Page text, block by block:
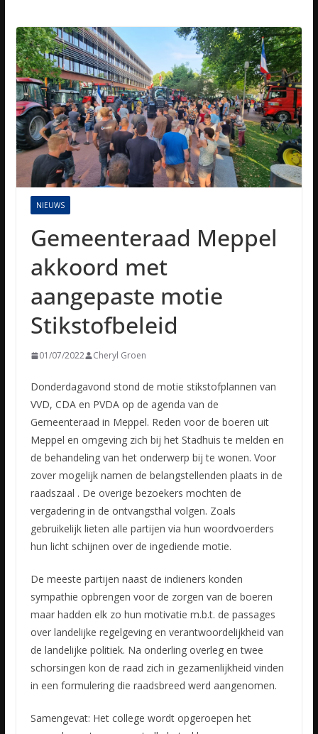
NIEUWS
Gemeenteraad Meppel
akkoord met
aangepaste motie
Stikstofbeleid
01/07/2022 Cheryl Groen
Donderdagavond stond de motie stikstofplannen van
VVD, CDA en PVDA op de agenda van de
Gemeenteraad in Meppel. Reden voor de boeren uit
Meppel en omgeving zich bij het Stadhuis te melden en
de behandelingvan het onderwerp bij te wonen. Voor
zover mogelijk namen de belangstellenden plaats in de
raadszaal . De overige bezoekers mochten de
vergadering in de ontvangsthal volgen. Zoals
gebruikelijk lieten alle partijen via hun woordvoerders
hun licht schijnen over de ingediende motie.
De meeste partijen naast de indieners konden
sympathie opbrengen voor de zorgen van de boeren
maar hadden elk zo hun motivatie m.b.t. de passages
over landelijke regelgeving en verantwoordelijkheid van
de landelijke politiek. Na onderling overleg en twee
schorsingen kon de raad zich in gezamenlijkheid vinden
in een formulering die raadsbreed werd aangenomen.
Samengevat: Het college wordt opgeroepen het